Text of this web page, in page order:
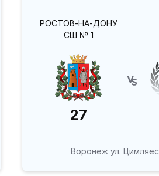
РОСТОВ-НА-ДОНУ
СШ № 1
27
Воронеж ул.